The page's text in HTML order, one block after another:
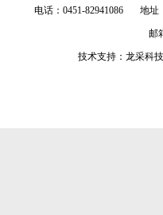
电话：0451-82941086 地址
邮
技术支持： 龙采科